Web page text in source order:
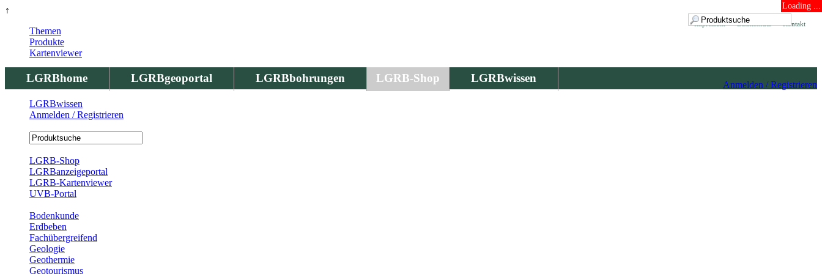
↑ Loading ...
Kontakt
Datenschutz
Impressum
LGRBhome LGRBgeoportal LGRBbohrungen LGRB-Shop LGRBwissen
Anmelden / Registrieren
Themen
Produkte
Kartenviewer
LGRBwissen
Anmelden / Registrieren
LGRB-Shop
LGRBanzeigeportal
LGRB-Kartenviewer
UVB-Portal
Bodenkunde
Erdbeben
Fachübergreifend
Geologie
Geothermie
Geotourismus